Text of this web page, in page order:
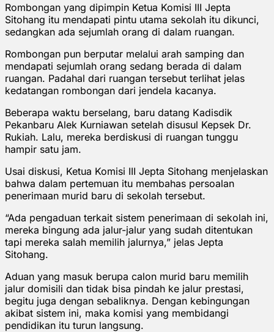
Rombongan yang dipimpin Ketua Komisi III Jepta
Sitohang itu mendapati pintu utama sekolah itu dikunci,
sedangkan ada sejumlah orang di dalam ruangan.
Rombongan pun berputar melalui arah samping dan
mendapati sejumlah orang sedang berada di dalam
ruangan. Padahal dari ruangan tersebut terlihat jelas
kedatangan rombongan dari jendela kacanya.
Beberapa waktu berselang, baru datang Kadisdik
Pekanbaru Alek Kurniawan setelah disusul Kepsek Dr.
Rukiah. Lalu, mereka berdiskusi di ruangan tunggu
hampir satu jam.
Usai diskusi, Ketua Komisi III Jepta Sitohang menjelaskan
bahwa dalam pertemuan itu membahas persoalan
penerimaan murid baru di sekolah tersebut.
“Ada pengaduan terkait sistem penerimaan di sekolah ini,
mereka bingung ada jalur-jalur yang sudah ditentukan
tapi mereka salah memilih jalurnya,” jelas Jepta
Sitohang.
Aduan yang masuk berupa calon murid baru memilih
jalur domisili dan tidak bisa pindah ke jalur prestasi,
begitu juga dengan sebaliknya. Dengan kebingungan
akibat sistem ini, maka komisi yang membidangi
pendidikan itu turun langsung.